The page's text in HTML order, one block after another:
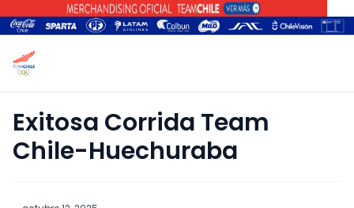
Exitosa Corrida Team
Chile-Huechuraba